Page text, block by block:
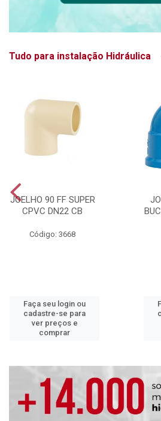
Tudo para instalação Hidráulica
JOELHO 90 FF SUPER
CPVC DN22 CB
Código: 3668
Faça seu login ou
cadastre-se para
ver preços e
comprar